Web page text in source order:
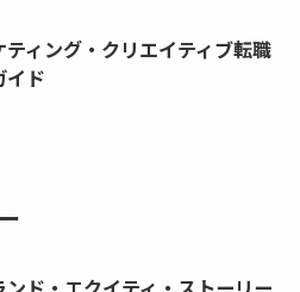
ティング・クリエイティブ転職
イド